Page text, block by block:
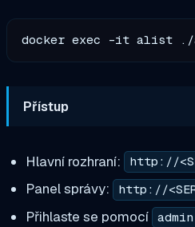
Přístup
Hlavní rozhraní: http://
Panel správy: http://
Přihlaste se pomocí admin